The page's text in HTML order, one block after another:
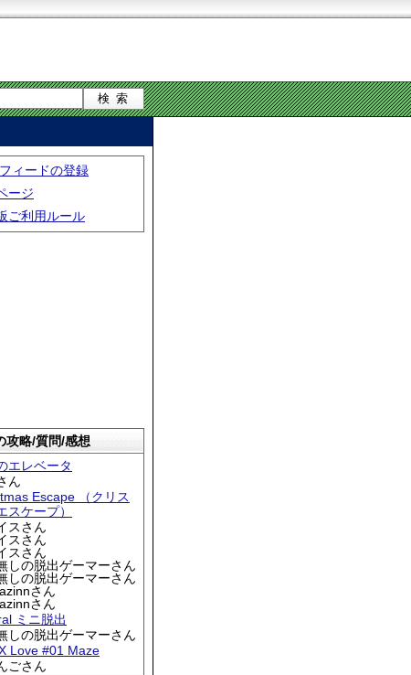
ィードの登録
ージ
ご利用ルール
攻略/質問/感想
エレベータ
ん
Escape （クリス
スケープ）
スさん
スさん
スさん
しの脱出ゲーマーさん
しの脱出ゲーマーさん
さん
さん
ミニ脱出
しの脱出ゲーマーさん
Love #01 Maze
ごさん